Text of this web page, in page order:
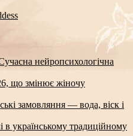
нейропсихологічна
що змінює жіночу
замовляння — вода, віск і
в українському традиційному